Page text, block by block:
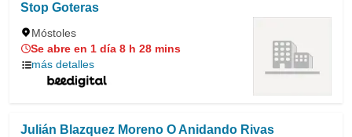
Stop Goteras
Móstoles
Se abre en 1 día 8 h 28 mins
más detalles
Julián Blazquez Moreno O Anidando Rivas